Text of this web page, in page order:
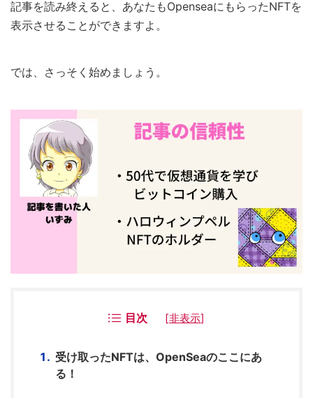
記事を読み終えると、あなたもOpenseaにもらったNFTを
表示させることができますよ。
では、さっそく始めましょう。
目次 [非表示]
受け取ったNFTは、OpenSeaのここにあ
る！